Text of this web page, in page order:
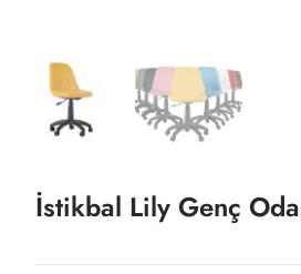
İstikbal Lily Genç